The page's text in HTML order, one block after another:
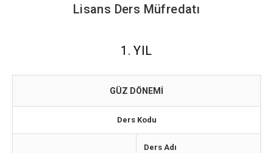
Lisans Ders Müfredatı
1. YIL
GÜZ DÖNEMİ
Ders Kodu
Ders Adı